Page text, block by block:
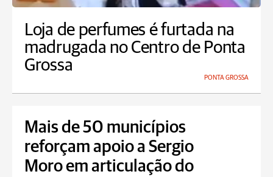
Loja de perfumes é furtada na
madrugada no Centro de Ponta
Grossa
PONTA GROSSA
Mais de 50 municípios
reforçam apoio a Sergio
Moro em articulação do